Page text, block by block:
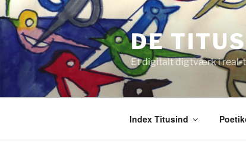
Videre
til
indhold
DE
Et digitalt digtværk i real-
Index Titusind